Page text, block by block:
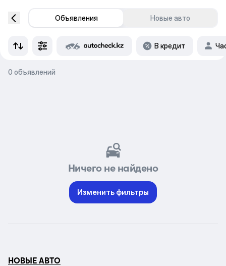
Объявления Новые авто
В кредит
0 объявлений
Ничего не найдено
Изменить фильтры
НОВЫЕ АВТО